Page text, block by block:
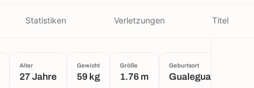
Statistiken Verletzungen Titel
Alter
27 Jahre
Gewicht
59 kg
Größe
1.76 m
Geburtsort
Gualeguaychú